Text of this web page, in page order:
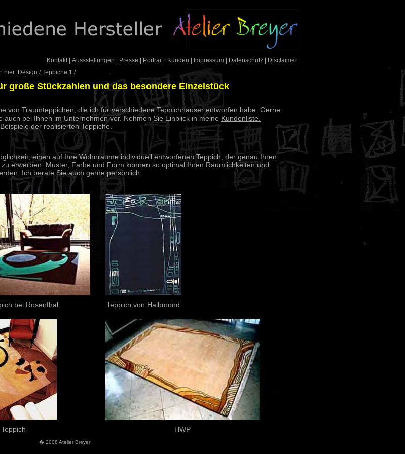
Kontakt| Aussstellungen Presse Portrait| Kunden Impressum Datenschutz Disclaimer
hier: Design /Teppiche 1 /
große Stückzahlen und das besondere Einzelstück
von Traumteppichen, die ich für verschiedene Teppichhäuser entworfen habe. Gerne
auch bei Ihnen im Unternehmen vor. Nehmen Sie Einblick in meine Kundenliste.
der realisierten Teppiche.
einen auf Ihre Wohnräume individuell entworfenen Teppich, der genau Ihren
erwerben. Muster, Farbe und Form können so optimal Ihren Räumlichkeiten und
Ich berate Sie auch gerne persönlich.
bei Rosenthal Teppich von Halbmond
HWP
� 2008 Atelier Breyer